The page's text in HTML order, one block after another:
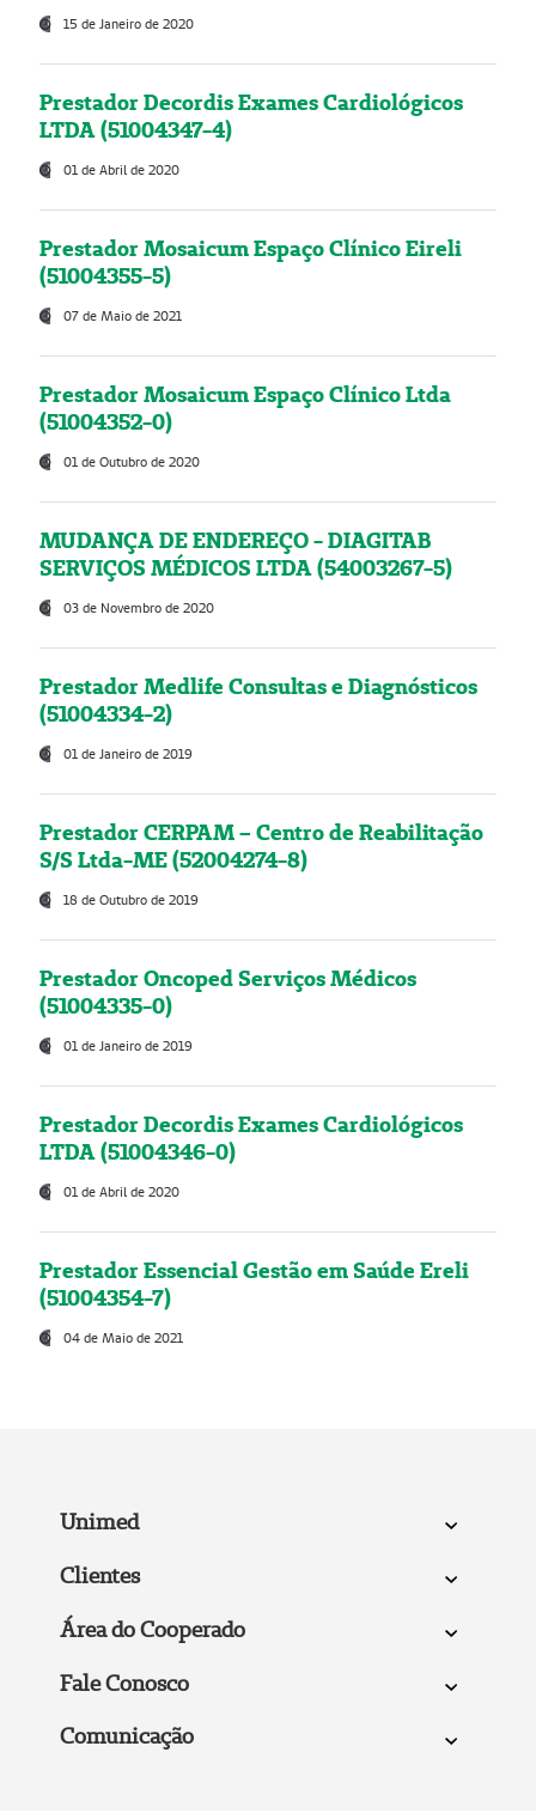
15 de Janeiro de 2020
Prestador Decordis Exames Cardiológicos
LTDA (51004347-4)
01 de Abril de 2020
Prestador Mosaicum Espaço Clínico Eireli
(51004355-5)
07 de Maio de 2021
Prestador Mosaicum Espaço Clínico Ltda
(51004352-0)
01 de Outubro de 2020
MUDANÇA DE ENDEREÇO - DIAGITAB
SERVIÇOS MÉDICOS LTDA (54003267-5)
03 de Novembro de 2020
Prestador Medlife Consultas e Diagnósticos
(51004334-2)
01 de Janeiro de 2019
Prestador CERPAM – Centro de Reabilitação
S/S Ltda-ME (52004274-8)
18 de Outubro de 2019
Prestador Oncoped Serviços Médicos
(51004335-0)
01 de Janeiro de 2019
Prestador Decordis Exames Cardiológicos
LTDA (51004346-0)
01 de Abril de 2020
Prestador Essencial Gestão em Saúde Ereli
(51004354-7)
04 de Maio de 2021
Unimed
Clientes
Área do Cooperado
Fale Conosco
Comunicação